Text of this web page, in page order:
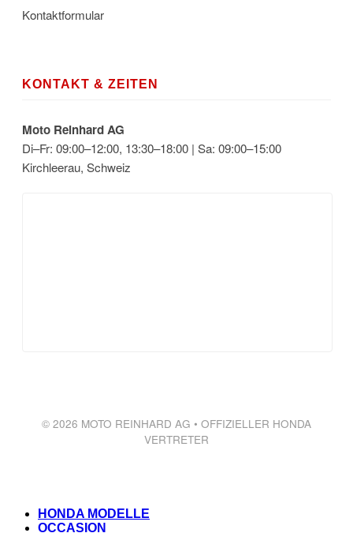
Kontaktformular
KONTAKT & ZEITEN
Moto Reinhard AG
Di–Fr: 09:00–12:00, 13:30–18:00 | Sa: 09:00–15:00
Kirchleerau, Schweiz
© 2026 MOTO REINHARD AG • OFFIZIELLER HONDA
VERTRETER
HONDA MODELLE
OCCASION